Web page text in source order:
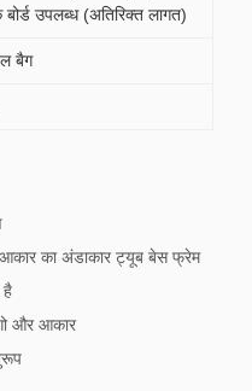
बोर्ड उपलब्ध (अतिरिक्त लागत)
बैग
आकार का अंडाकार ट्यूब बेस फ्रेम
है
और आकार